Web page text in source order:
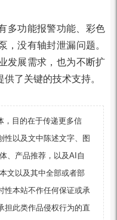
多功能报警功能、彩色
，没有轴封泄漏问题。
发展需求，也为不断扩
了关键的技术支持。
，目的在于传递更多信
性以及文中陈述文字、图
、产品推荐，以及AI自
文以及其中全部或者部
性本站不作任何保证或承
担此类作品侵权行为的直